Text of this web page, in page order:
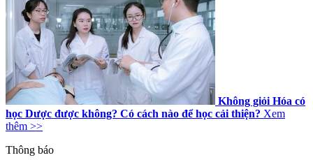
Không giỏi Hóa có
học Dược được không? Có cách nào để học cải thiện? Xem
thêm >>
Thông báo